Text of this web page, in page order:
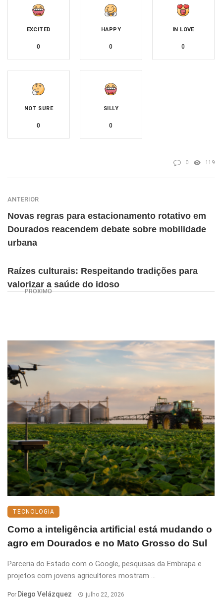
EXCITED
0
HAPPY
0
IN LOVE
0
NOT SURE
0
SILLY
0
0 119
ANTERIOR
Novas regras para estacionamento rotativo em
Dourados reacendem debate sobre mobilidade
urbana
PRÓXIMO
Raízes culturais: Respeitando tradições para
valorizar a saúde do idoso
TECNOLOGIA
Como a inteligência artificial está mudando o
agro em Dourados e no Mato Grosso do Sul
Parceria do Estado com o Google, pesquisas da Embrapa e
projetos com jovens agricultores mostram ...
Por Diego Velázquez julho 22, 2026